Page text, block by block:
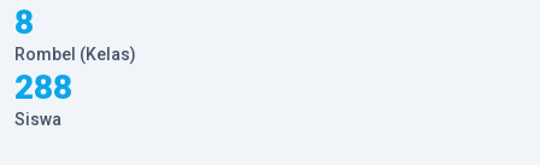
8
Rombel (Kelas)
288
Siswa